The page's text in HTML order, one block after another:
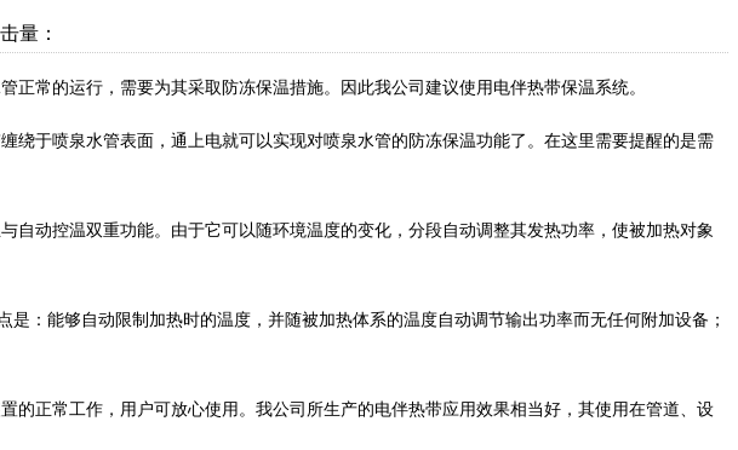
量：
常的运行，需要为其采取防冻保温措施。因此我公司建议使用电伴热带保温系统。
绕于喷泉水管表面，通上电就可以实现对喷泉水管的防冻保温功能了。在这里需要提醒的是需
动控温双重功能。由于它可以随环境温度的变化，分段自动调整其发热功率，使被加热对象
：能够自动限制加热时的温度，并随被加热体系的温度自动调节输出功率而无任何附加设备；
正常工作，用户可放心使用。我公司所生产的电伴热带应用效果相当好，其使用在管道、设